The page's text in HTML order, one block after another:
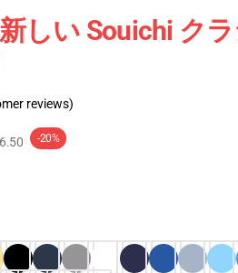
しい Souichi ク
reviews)
-20%